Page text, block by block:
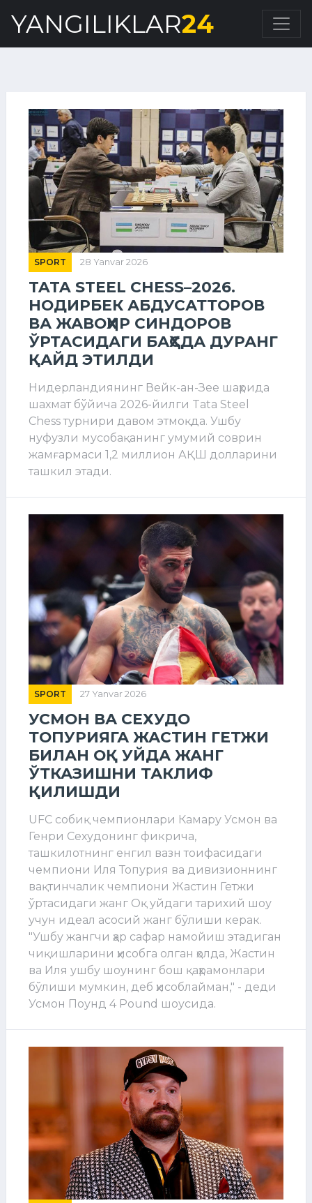
YANGILIKLAR24
SPORT 28 Yanvar 2026
TATA STEEL CHESS–2026.
НОДИРБЕК АБДУСАТТОРОВ
ВА ЖАВОҲИР СИНДОРОВ
ЎРТАСИДАГИ БАҲСДА ДУРАНГ
ҚАЙД ЭТИЛДИ
Нидерландиянинг Вейк-ан-Зее шаҳрида
шахмат бўйича 2026-йилги Tata Steel
Chess турнири давом этмоқда. Ушбу
нуфузли мусобақанинг умумий соврин
жамғармаси 1,2 миллион АҚШ долларини
ташкил этади.
SPORT 27 Yanvar 2026
УСМОН ВА СЕХУДО
ТОПУРИЯГА ЖАСТИН ГЕТЖИ
БИЛАН ОҚ УЙДА ЖАНГ
ЎТКАЗИШНИ ТАКЛИФ
ҚИЛИШДИ
UFC собиқ чемпионлари Камару Усмон ва
Генри Сехудонинг фикрича,
ташкилотнинг енгил вазн тоифасидаги
чемпиони Иля Топурия ва дивизионнинг
вақтинчалик чемпиони Жастин Гетжи
ўртасидаги жанг Оқ уйдаги тарихий шоу
учун идеал асосий жанг бўлиши керак.
"Ушбу жангчи ҳар сафар намойиш этадиган
чиқишларини ҳисобга олган ҳолда, Жастин
ва Иля ушбу шоунинг бош қаҳрамонлари
бўлиши мумкин, деб ҳисоблайман," - деди
Усмон Поунд 4 Pound шоусида.